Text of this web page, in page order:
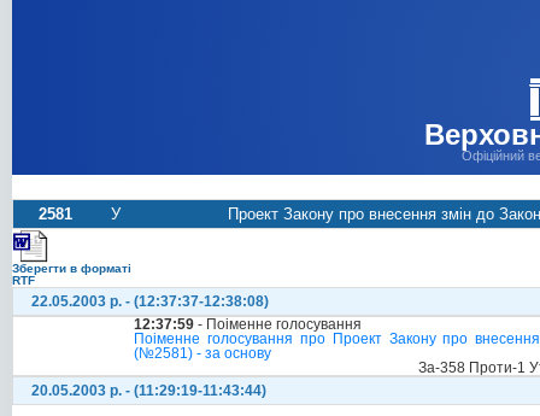
Офіційний
2581 У Проект Закону про внесення змін до
Зберегти в форматі
RTF
22.05.2003 р. - (12:37:37-12:38:08)
12:37:59 - Поіменне голосування
Поіменне голосування про Проект Закону про
(№2581) - за основу
За-358 Проти-1
20.05.2003 р. - (11:29:19-11:43:44)